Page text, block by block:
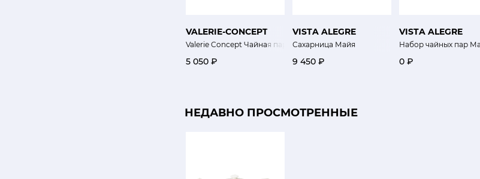
VALERIE-CONCEPT
Valerie Concept Чайная пара Экзо
5 050 ₽
VISTA ALEGRE
Сахарница Майя
9 450 ₽
VISTA ALEGRE
Набор чайных пар
0 ₽
НЕДАВНО ПРОСМОТРЕННЫЕ